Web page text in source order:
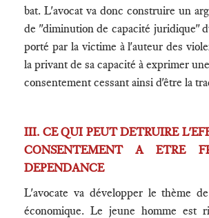
bat. L'avocat va donc construire un
de "diminution de capacité juridique"
porté par la victime à l'auteur des
la privant de sa capacité à exprimer
consentement cessant ainsi d'être la
III. CE QUI PEUT DETRUIRE
CONSENTEMENT A ETRE
DEPENDANCE
L'avocate va développer le thème
économique. Le jeune homme est